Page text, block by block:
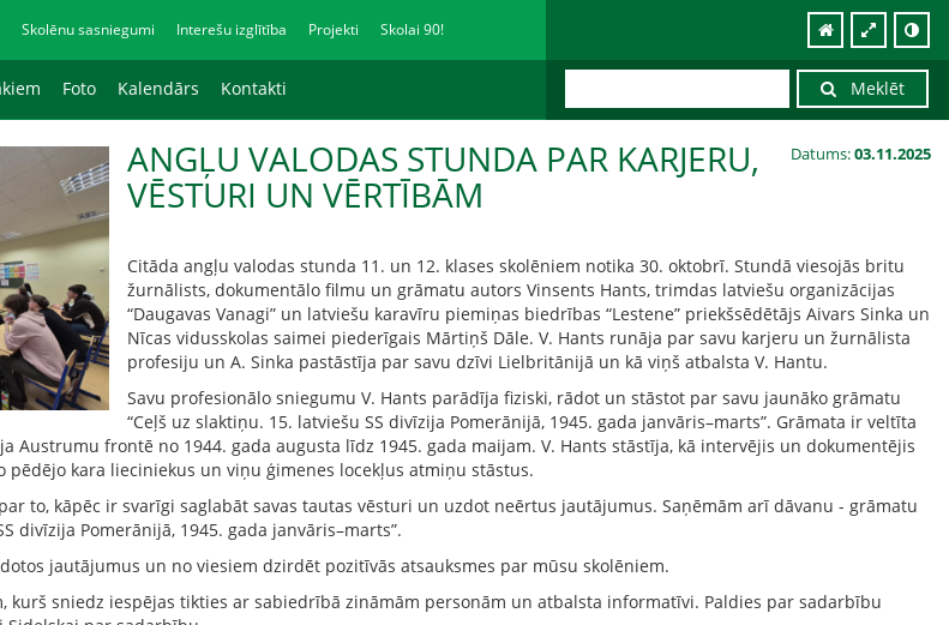
Meklēt
Skolēnu sasniegumi Interešu izglītība Projekti Skolai 90!
Foto Kalendārs Kontakti
Datums:03.11.2025
ANGĻU VALODAS STUNDA PAR KARJERU,
VĒSTURI UN VĒRTĪBĀM
Citāda angļu valodas stunda 11. un 12. klases skolēniem notika 30. oktobrī. Stundā viesojās britu
žurnālists, dokumentālo filmu un grāmatu autors Vinsents Hants, trimdas latviešu organizācijas
“Daugavas Vanagi” un latviešu karavīru piemiņas biedrības “Lestene” priekšsēdētājs Aivars Sinka un
Nīcas vidusskolas saimei piederīgais Mārtiņš Dāle. V. Hants runāja par savu karjeru un žurnālista
profesiju un A. Sinka pastāstīja par savu dzīvi Lielbritānijā un kā viņš atbalsta V. Hantu.
Savu profesionālo sniegumu V. Hants parādīja fiziski, rādot un stāstot par savu jaunāko grāmatu
“Ceļš uz slaktiņu. 15. latviešu SS divīzija Pomerānijā, 1945. gada janvāris–marts”. Grāmata ir veltīta
Austrumu frontē no 1944. gada augusta līdz 1945. gada maijam. V. Hants stāstīja, kā intervējis un dokumentējis
pēdējo kara lieciniekus un viņu ģimenes locekļus atmiņu stāstus.
to, kāpēc ir svarīgi saglabāt savas tautas vēsturi un uzdot neērtus jautājumus. Saņēmām arī dāvanu - grāmatu
divīzija Pomerānijā, 1945. gada janvāris–marts”.
jautājumus un no viesiem dzirdēt pozitīvās atsauksmes par mūsu skolēniem.
kurš sniedz iespējas tikties ar sabiedrībā zināmām personām un atbalsta informatīvi. Paldies par sadarbību